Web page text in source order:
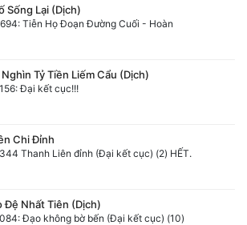
Sống Lại (Dịch)
Tiễn Họ Đoạn Đường Cuối - Hoàn
Tỷ Tiền Liếm Cẩu (Dịch)
Đại kết cục!!!
Chi Đỉnh
Thanh Liên đỉnh (Đại kết cục) (2) HẾT.
Đệ Nhất Tiên (Dịch)
Đạo không bờ bến (Đại kết cục) (10)